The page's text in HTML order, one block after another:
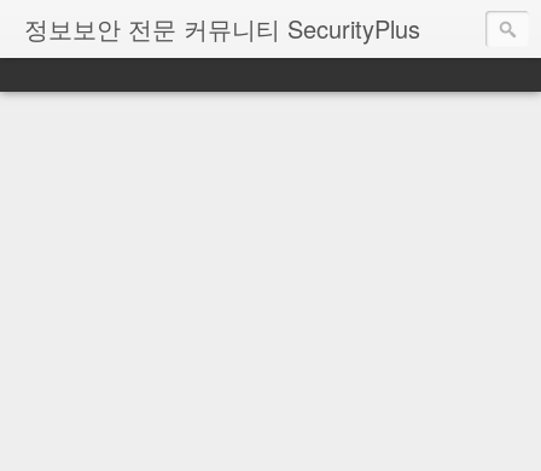
정보보안 전문 커뮤니티 SecurityPlus